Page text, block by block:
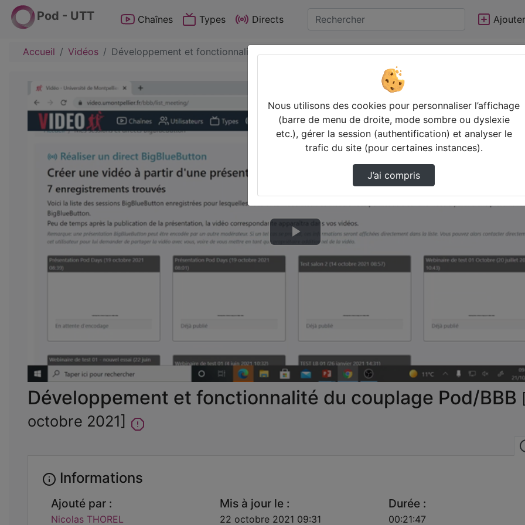
Pod - UTT Chaînes Types Directs
Accueil Vidéos Développement et fonctionnalité du couplage …
Lire
la
Développement et fonctionnalité du couplage Pod/BBB
octobre 2021]
Informations
Ajouté par :
Nicolas THOREL
Mis à jour le :
22 octobre 2021 09:31
Durée :
00:21:47
Nous utilisons des cookies pour personnaliser l’affichage
(barre de menu de droite, mode sombre ou dyslexie
etc.), gérer la session (authentification) et analyser le
trafic du site (pour certaines instances).
J’ai compris